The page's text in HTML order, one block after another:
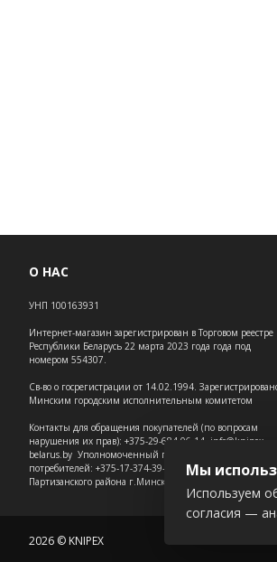
О НАС
УНП 100163931
Интернет-магазин зарегистрирован в Торговом реестре
Республики Беларусь 22 марта 2023 года года под
номером 554307.
Св-во о госрегистрации от 14.02.1994.
Минским городским исполнительным комитетом
Контакты для обращения покупателей (по вопросам
нарушения их прав): +375-29-684-06-14, info@knipex-
belarus.by Уполномоченный по защите прав
потребителей: +375-17-374-39-73 – администрация
Партизанского района г.Минска.
2026 © KNIPEX
Мы
Используем
согласия —